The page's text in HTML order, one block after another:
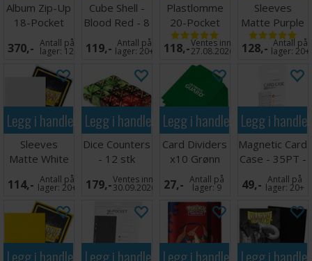
Album Zip-Up
18-Pocket
Hvit
370,- Antall på
lager: 12
Cube Shell -
Blood Red - 8
stk
119,- Antall på
lager:20+
Plastlomme
20-Pocket
Coins+Tokens
10stk
118,-Ventes inn
27.08.2026
Sleeves
Matte Purple
x100 66x91
128,- Antall på
lager:20+
Legg i handlekurven
Sleeves
Matte White
x100 66x91
114,- Antall på
lager: 20+
Legg i handlekurven
Dice Counters
- 12 stk
(Rød/Grønn)
179,-Ventes inn
30.09.2026
Legg i handlekurven
Card Dividers
x10 Grønn
27,- Antall på
lager:9
Legg i
Magnetic Card
Case - 35PT -
1 stk
49,- Antall på
lager:20+
Legg i handlekurvenLegg i handlekurvenLegg i handlekurven
Legg i